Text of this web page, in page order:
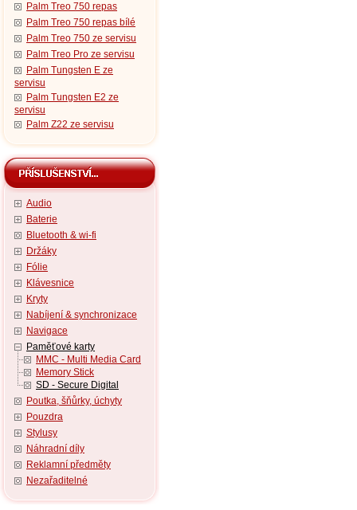
Palm Treo 750 repas
Palm Treo 750 repas bílé
Palm Treo 750 ze servisu
Palm Treo Pro ze servisu
Palm Tungsten E ze
servisu
Palm Tungsten E2 ze
servisu
Palm Z22 ze servisu
Audio
Baterie
Bluetooth & wi-fi
Držáky
Fólie
Klávesnice
Kryty
Nabíjení & synchronizace
Navigace
Paměťové karty
MMC - Multi Media Card
Memory Stick
SD - Secure Digital
Poutka, šňůrky, úchyty
Pouzdra
Stylusy
Náhradní díly
Reklamní předměty
Nezařaditelné